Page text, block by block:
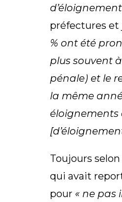
préfectures et
% ont été
plus souvent
pénale) et le
la même
éloignements
Toujours
qui avait
pour « ne pas